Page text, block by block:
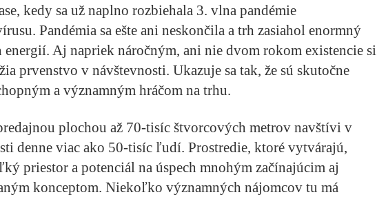
kedy sa už naplno rozbiehala 3. vlna pandémie
Pandémia sa ešte ani neskončila a trh zasiahol enormný
energií. Aj napriek náročným, ani nie dvom rokom existencie si
prvenstvo v návštevnosti. Ukazuje sa tak, že sú skutočne
a významným hráčom na trhu.
plochou až 70-tisíc štvorcových metrov navštívi v
denne viac ako 50-tisíc ľudí. Prostredie, ktoré vytvárajú,
priestor a potenciál na úspech mnohým začínajúcim aj
konceptom. Niekoľko významných nájomcov tu má